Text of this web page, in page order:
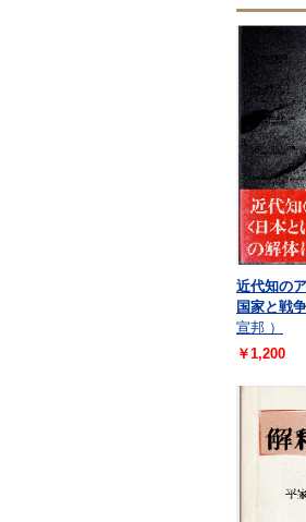
近代知の
国家と戦
宣邦 ）
￥1,200